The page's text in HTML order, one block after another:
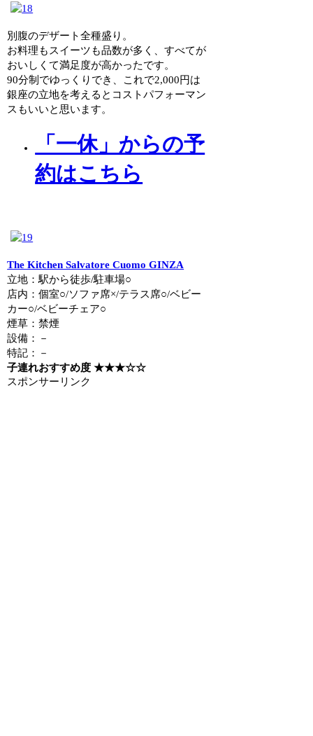
別腹のデザート全種盛り。
お料理もスイーツも品数が多く、すべてが
おいしくて満足度が高かったです。
90分制でゆっくりでき、これで2,000円は
銀座の立地を考えるとコストパフォーマン
スもいいと思います。
「一休」からの予
約はこちら
The Kitchen Salvatore Cuomo GINZA
立地：駅から徒歩/駐車場○
店内：個室○/ソファ席×/テラス席○/ベビー
カー○/ベビーチェア○
煙草：禁煙
設備：－
特記：－
子連れおすすめ度 ★★★☆☆
スポンサーリンク